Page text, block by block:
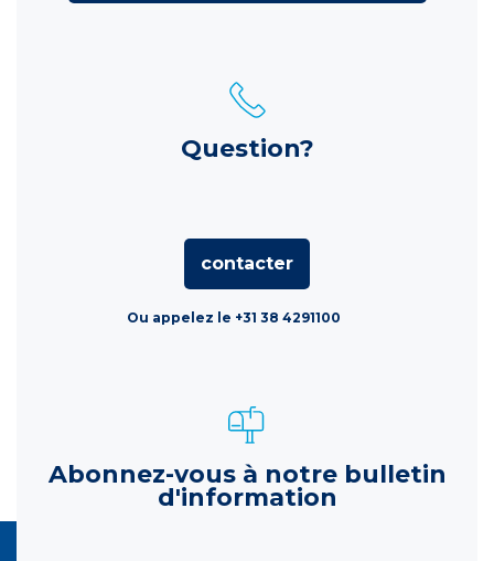
Question?
contacter
Ou appelez le +31 38 4291100
Abonnez-vous à notre bulletin
d'information